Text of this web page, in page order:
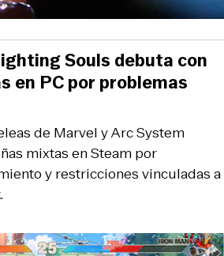
de Marvel y Arc System
mixtas en Steam por
y restricciones vinculadas a
Souls debuta con
en PC por problemas